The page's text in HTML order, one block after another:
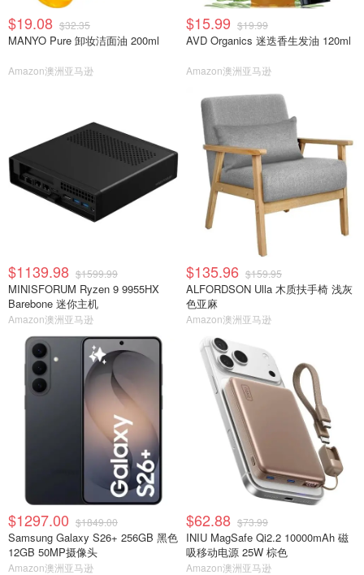
$19.08 $32.35
MANYO Pure 卸妆洁面油 200ml
Amazon澳洲亚马逊
$15.99 $19.99
AVD Organics 迷迭香生发油 120ml
Amazon澳洲亚马逊
$1139.98 $1599.99
MINISFORUM Ryzen 9 9955HX
Barebone 迷你主机
Amazon澳洲亚马逊
$135.96 $159.95
ALFORDSON Ulla 木质扶手椅 浅灰
色亚麻
Amazon澳洲亚马逊
$1297.00 $1849.00
Samsung Galaxy S26+ 256GB 黑色
12GB 50MP摄像头
Amazon澳洲亚马逊
$62.88 $73.99
INIU MagSafe Qi2.2 10000mAh 磁
吸移动电源 25W 棕色
Amazon澳洲亚马逊